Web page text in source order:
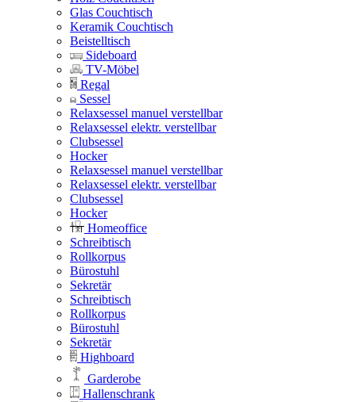
Glas Couchtisch
Keramik Couchtisch
Beistelltisch
Sideboard
TV-Möbel
Regal
Sessel
Relaxsessel manuel verstellbar
Relaxsessel elektr. verstellbar
Clubsessel
Hocker
Relaxsessel manuel verstellbar
Relaxsessel elektr. verstellbar
Clubsessel
Hocker
Homeoffice
Schreibtisch
Rollkorpus
Bürostuhl
Sekretär
Schreibtisch
Rollkorpus
Bürostuhl
Sekretär
Highboard
Garderobe
Hallenschrank